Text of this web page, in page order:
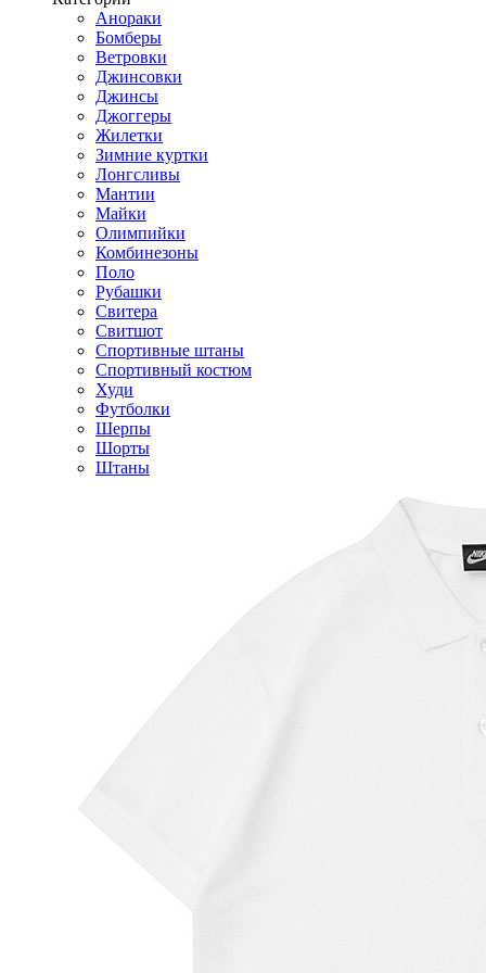
Анораки
Бомберы
Ветровки
Джинсовки
Джинсы
Джоггеры
Жилетки
Зимние куртки
Лонгсливы
Мантии
Майки
Олимпийки
Комбинезоны
Поло
Рубашки
Свитера
Свитшот
Спортивные штаны
Спортивный костюм
Худи
Футболки
Шерпы
Шорты
Штаны